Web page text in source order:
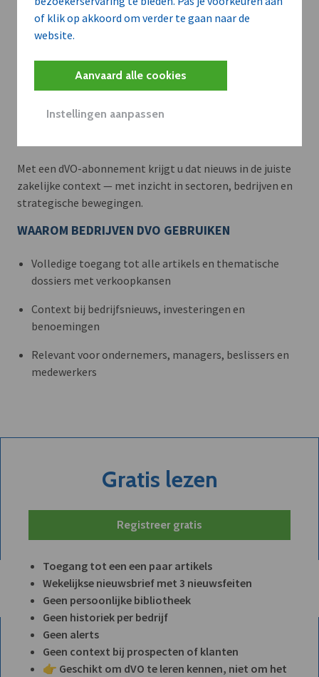
of klik op akkoord om verder te gaan naar de
website.
Aanvaard alle cookies
Instellingen aanpassen
Meer context. Dieper begrip.
Met een dVO-abonnement krijgt u dat nieuws in de juiste
zakelijke context — met inzicht in sectoren, bedrijven en
strategische bewegingen.
WAAROM BEDRIJVEN DVO GEBRUIKEN
Volledige toegang tot alle artikels en thematische
dossiers met verkoopkansen
Context bij bedrijfsnieuws, investeringen en
benoemingen
Relevant voor ondernemers, managers, beslissers en
medewerkers
Gratis lezen
Registreer gratis
Toegang tot een een paar artikels
Wekelijkse nieuwsbrief met 3 nieuwsfeiten
Geen persoonlijke bibliotheek
Geen historiek per bedrijf
Geen alerts
Geen context bij prospecten of klanten
👉 Geschikt om dVO te leren kennen, niet om het